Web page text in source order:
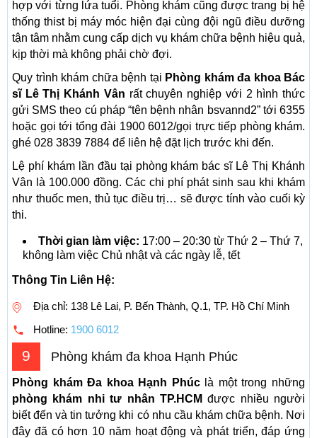
hợp với từng lứa tuổi. Phòng khám cũng được trang bị hệ
thống thist bị máy móc hiện đại cùng đội ngũ điều dưỡng
tận tâm nhằm cung cấp dịch vụ khám chữa bệnh hiệu quả,
kịp thời mà không phải chờ đợi.
Quy trình khám chữa bệnh tại Phòng khám đa khoa Bác
sĩ Lê Thị Khánh Vân rất chuyên nghiệp với 2 hình thức
gửi SMS theo cú pháp “tên bệnh nhân bsvannd2” tới 6355
hoặc gọi tới tổng đài 1900 6012/gọi trực tiếp phòng khám.
ghé 028 3839 7884 để liên hệ đặt lịch trước khi đến.
Lệ phí khám lần đầu tại phòng khám bác sĩ Lê Thị Khánh
Vân là 100.000 đồng. Các chi phí phát sinh sau khi khám
như thuốc men, thủ tục điều trị… sẽ được tính vào cuối kỳ
thi.
Thời gian làm việc: 17:00 – 20:30 từ Thứ 2 – Thứ 7,
không làm việc Chủ nhật và các ngày lễ, tết
Thông Tin Liên Hệ:
Địa chỉ: 138 Lê Lai, P. Bến Thành, Q.1, TP. Hồ Chí Minh
Hotline: 1900 6012
9 Phòng khám đa khoa Hạnh Phúc
Phòng khám Đa khoa Hạnh Phúclà một trong những
phòng khám nhi tư nhân TP.HCM được nhiều người
biết đến và tin tưởng khi có nhu cầu khám chữa bệnh. Nơi
đây đã có hơn 10 năm hoạt động và phát triển, đáp ứng